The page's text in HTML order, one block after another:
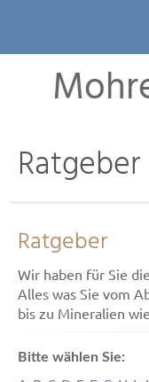
Ratgeber
Ratgeber
Wir haben für Sie
Alles was Sie vom
bis zu Mineralien
Bitte wählen Sie: